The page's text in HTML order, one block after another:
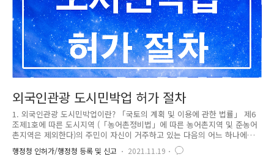
외국인관광 도시민박업 허가 절차
1. 외국인관광 도시민박업이란? 「국토의 계획 및 이용에 관한 법률」 제6
조제1호에 따른 도시지역 (「농어촌정비법」에 따른 농어촌지역 및 준농어
촌지역은 제외한다)의 주민이 자신이 거주하고 있는 다음의 어느 하나에
해당하는 주택을 이용하여 외국인 관광객에게 한국의 가정문화를 체험할
수 있도록 적합한 시설을 갖추고 숙식 등을 제공(도시지역에서 「도시재생
행정청 인허가/행정청 등록 및 신고 2021.11.19